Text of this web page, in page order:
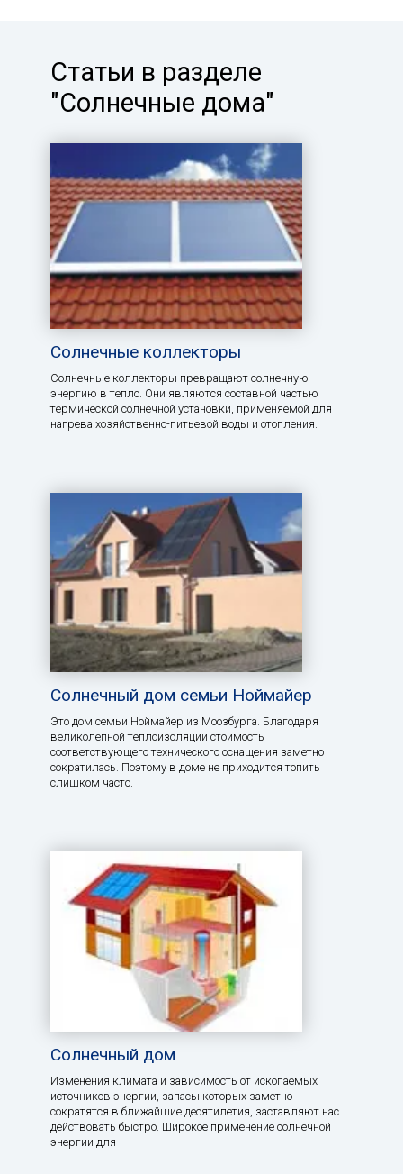
Статьи в разделе
"Солнечные дома"
Солнечные коллекторы
Солнечные коллекторы превращают солнечную
энергию в тепло. Они являются составной частью
термической солнечной установки, применяемой для
нагрева хозяйственно-питьевой воды и отопления.
Солнечный дом семьи Ноймайер
Это дом семьи Ноймайер из Моозбурга. Благодаря
великолепной теплоизоляции стоимость
соответствующего технического оснащения заметно
сократилась. Поэтому в доме не приходится топить
слишком часто.
Солнечный дом
Изменения климата и зависимость от ископаемых
источников энергии, запасы которых заметно
сократятся в ближайшие десятилетия, заставляют нас
действовать быстро. Широкое применение солнечной
энергии для